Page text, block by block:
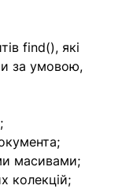
find(), які
за умовою,
масивами;
колекцій;